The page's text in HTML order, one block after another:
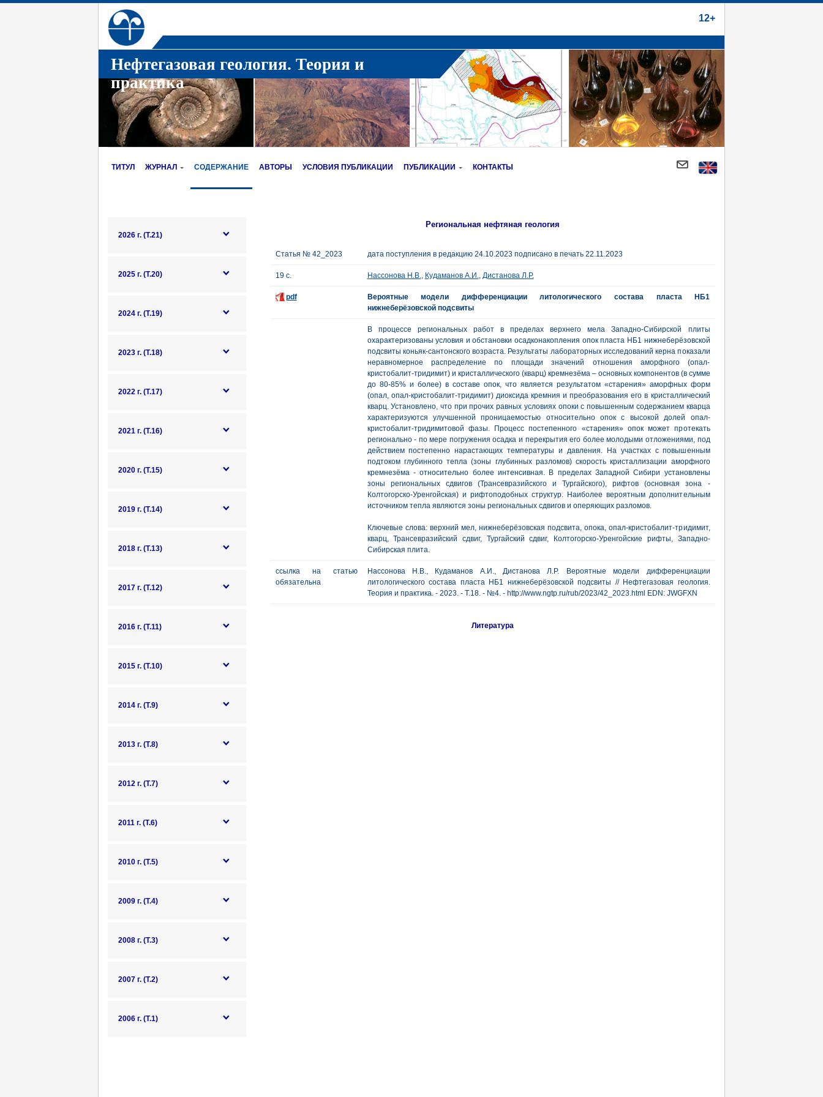
12+
Нефтегазовая геология. Теория и
практика
ТИТУЛ ЖУРНАЛ СОДЕРЖАНИЕ АВТОРЫ УСЛОВИЯ ПУБЛИКАЦИИ ПУБЛИКАЦИИ КОНТАКТЫ
2026 г. (Т.21)
2025 г. (Т.20)
2024 г. (Т.19)
2023 г. (Т.18)
2022 г. (Т.17)
2021 г. (Т.16)
2020 г. (Т.15)
2019 г. (Т.14)
2018 г. (Т.13)
2017 г. (Т.12)
2016 г. (Т.11)
2015 г. (Т.10)
2014 г. (Т.9)
2013 г. (Т.8)
2012 г. (Т.7)
2011 г. (Т.6)
2010 г. (Т.5)
2009 г. (Т.4)
2008 г. (Т.3)
2007 г. (Т.2)
2006 г. (Т.1)
Региональная нефтяная геология
Статья № 42_2023 дата поступления в редакцию 24.10.2023 подписано в печать 22.11.2023
19 с. Нассонова Н.В., Кудаманов А.И., Дистанова Л.Р.
pdf
Вероятные модели дифференциации литологического состава пласта НБ1
нижнеберёзовской подсвиты
В процессе региональных работ в пределах верхнего мела Западно-Сибирской плиты
охарактеризованы условия и обстановки осадконакопления опок пласта НБ1 нижнеберёзовской
подсвиты коньяк-сантонского возраста. Результаты лабораторных исследований керна показали
неравномерное распределение по площади значений отношения аморфного (опал-
кристобалит-тридимит) и кристаллического (кварц) кремнезёма – основных компонентов (в сумме
до 80-85% и более) в составе опок, что является результатом «старения» аморфных форм
(опал, опал-кристобалит-тридимит) диоксида кремния и преобразования его в кристаллический
кварц. Установлено, что при прочих равных условиях опоки с повышенным содержанием кварца
характеризуются улучшенной проницаемостью относительно опок с высокой долей опал-
кристобалит-тридимитовой фазы. Процесс постепенного «старения» опок может протекать
регионально - по мере погружения осадка и перекрытия его более молодыми отложениями, под
действием постепенно нарастающих температуры и давления. На участках с повышенным
подтоком глубинного тепла (зоны глубинных разломов) скорость кристаллизации аморфного
кремнезёма - относительно более интенсивная. В пределах Западной Сибири установлены
зоны региональных сдвигов (Трансевразийского и Тургайского), рифтов (основная зона -
Колтогорско-Уренгойская) и рифтоподобных структур. Наиболее вероятным дополнительным
источником тепла являются зоны региональных сдвигов и оперяющих разломов.
Ключевые слова: верхний мел, нижнеберёзовская подсвита, опока, опал-кристобалит-тридимит,
кварц, Трансевразийский сдвиг, Тургайский сдвиг, Колтогорско-Уренгойские рифты, Западно-
Сибирская плита.
ссылка на статью
обязательна
Нассонова Н.В., Кудаманов А.И., Дистанова Л.Р. Вероятные модели дифференциации
литологического состава пласта НБ1 нижнеберёзовской подсвиты // Нефтегазовая геология.
Теория и практика. - 2023. - Т.18. - №4. - http://www.ngtp.ru/rub/2023/42_2023.html EDN: JWGFXN
Литература